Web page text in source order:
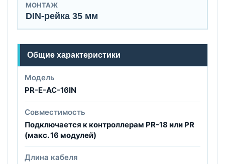
МОНТАЖ
DIN-рейка 35 мм
Общие характеристики
Модель
PR-E-AC-16IN
Совместимость
Подключается к контроллерам PR-18 или PR
(макс. 16 модулей)
Длина кабеля